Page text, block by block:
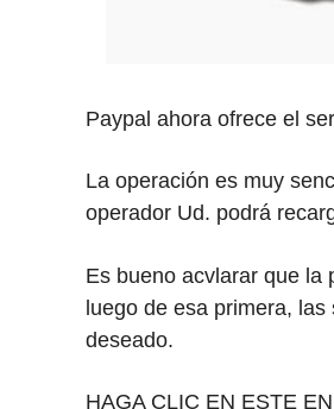
Paypal ahora ofrece el
La operación es muy
operador Ud. podrá
Es bueno acvlarar que la
luego de esa primera,
deseado.
HAGA CLIC EN ESTE